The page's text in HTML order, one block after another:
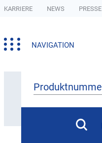
KARRIERE NEWS PRESSE
NAVIGATION
Produkte